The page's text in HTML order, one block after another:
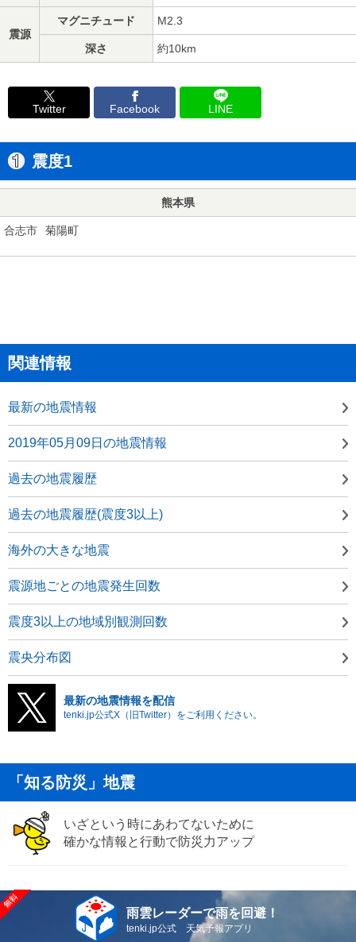
震源
マグニチュード M2.3
深さ 約10km
Twitter Facebook LINE
震度1
熊本県
合志市 菊陽町
関連情報
最新の地震情報
2019年05月09日の地震情報
過去の地震履歴
過去の地震履歴(震度3以上)
海外の大きな地震
震源地ごとの地震発生回数
震度3以上の地域別観測回数
震央分布図
最新の地震情報を配信
tenki.jp公式X（旧Twitter）をご利用ください。
「知る防災」地震
いざという時にあわてないために
確かな情報と行動で防災力アップ
雨雲レーダーで雨を回避！
tenki.jp公式 天気予報アプリ